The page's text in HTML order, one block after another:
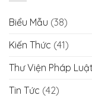
Biểu Mẫu (38)
Kiến Thức (41)
Thư Viện Pháp Luật
Tin Tức (42)